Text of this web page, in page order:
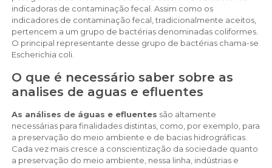
indicadoras de contaminação fecal. Assim como os
indicadores de contaminação fecal, tradicionalmente aceitos,
pertencem a um grupo de bactérias denominadas coliformes.
O principal representante desse grupo de bactérias chama-se
Escherichia coli.
O que é necessário saber sobre as
analises de aguas e efluentes
As análises de águas e efluentes são altamente
necessárias para finalidades distintas, como, por exemplo, para
a preservação do meio ambiente e de bacias hidrográficas.
Cada vez mais cresce a conscientização da sociedade quanto
a preservação do meio ambiente, nessa linha, indústrias e